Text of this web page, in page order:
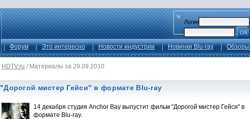
Логин
ОК
Форум Это интересно Новости индустрии Новинки Blu-ray Обзоры
HDTV.ru / Материалы за 29.09.2010
"Дорогой мистер Гейси" в формате Blu-ray
14 декабря студия Anchor Bay выпустит фильм "Дорогой мистер Гейси" в
формате Blu-ray.